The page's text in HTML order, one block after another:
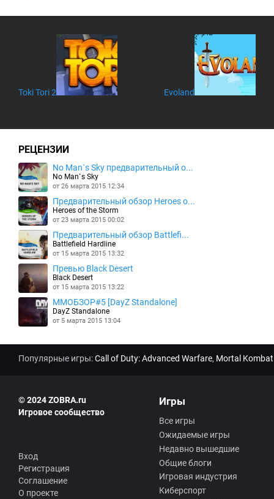
Toki Tori 2 Evoland
РЕЦЕНЗИИ
No Man`s Sky предварительный о...
No Man`s Sky
от 26 марта 2015 12:34
Предварительный обзор Heroes o...
Heroes of the Storm
от 23 марта 2015 00:02
Предварительный обзор Battlefi...
Battlefield Hardline
от 15 марта 2015 13:32
Превью Black Desert
Black Desert
от 15 марта 2015 13:22
MMOБЗОР#5 [DayZ Standalone]
DayZ Standalone
от 5 марта 2015 13:04
Популярные игры:Call of Duty: Advanced Warfare, Mortal
© 2024 ZOBRA.ru
Игровое сообщество
Вход
Регистрация
Соглашение
О проекте
Игры
Все игры
Ожидаемые игры
Недавно вышедшие
Общие блоги
Игровая индустрия
Киберспорт